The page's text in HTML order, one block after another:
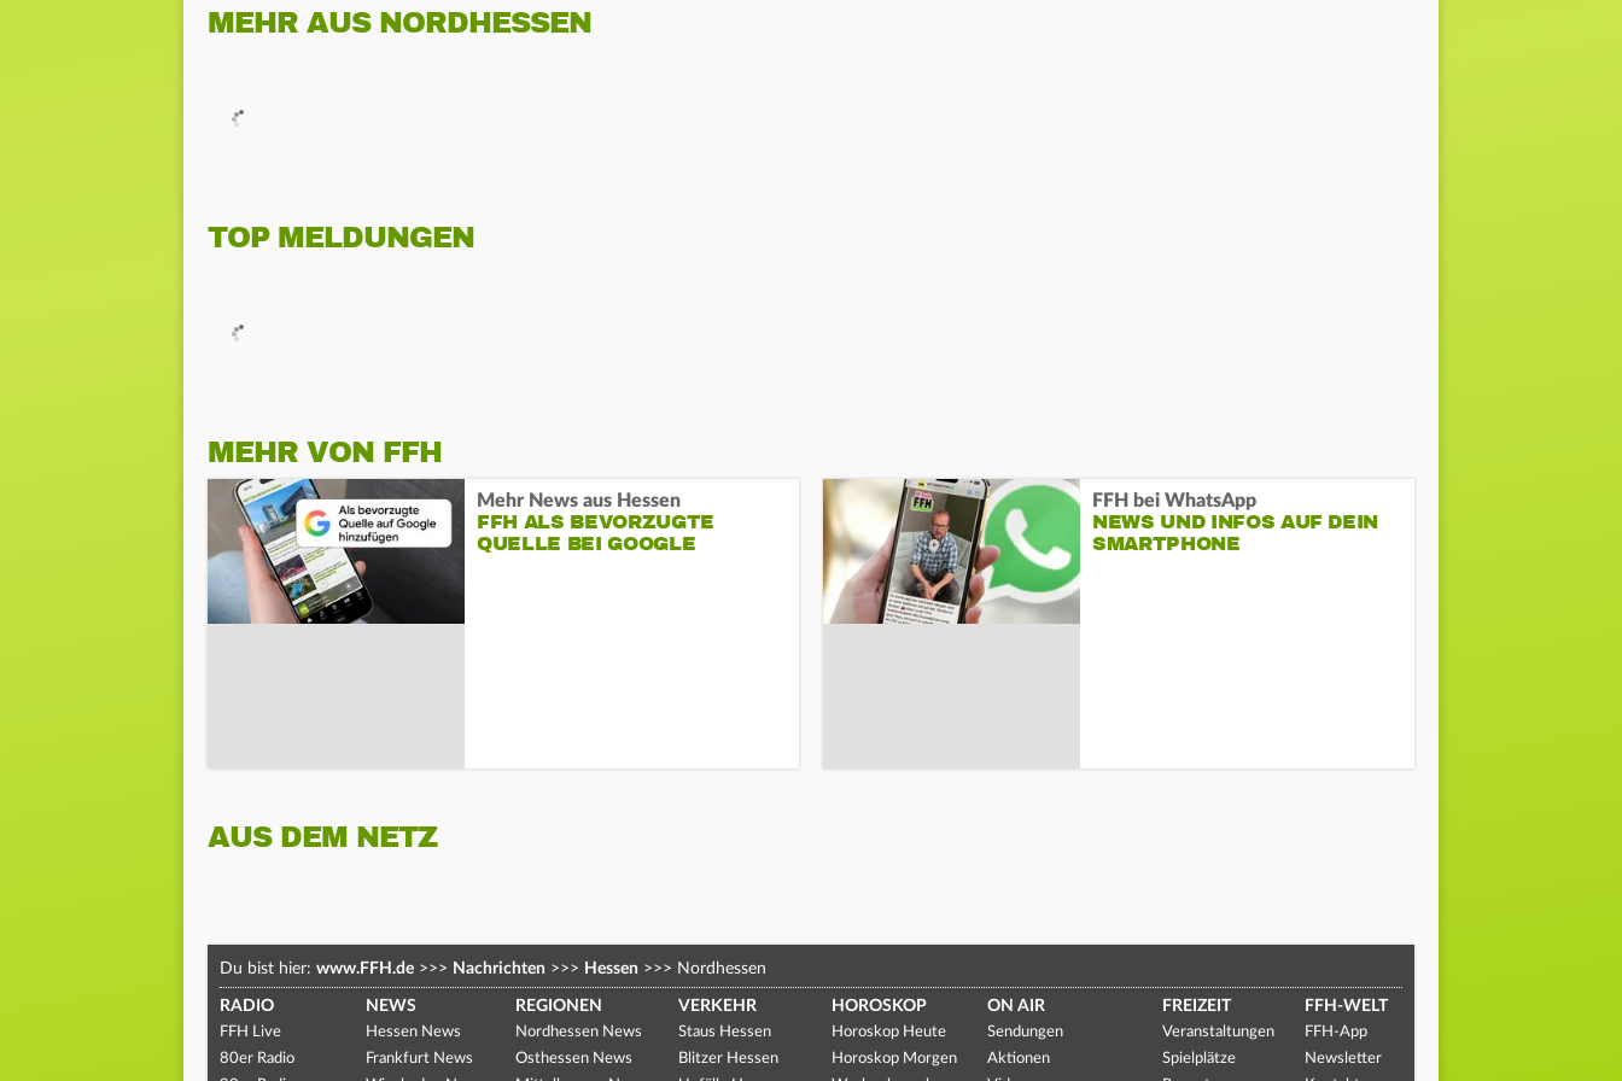
MEHR AUS NORDHESSEN
TOP MELDUNGEN
MEHR VON FFH
Mehr News aus Hessen
FFH ALS BEVORZUGTE
QUELLE BEI GOOGLE
FFH bei WhatsApp
NEWS UND INFOS AUF DEIN
SMARTPHONE
AUS DEM NETZ
Du bist hier: www.FFH.de >>> Nachrichten >>> Hessen >>> Nordhessen
RADIO
FFH Live
80er Radio
NEWS
Hessen News
Frankfurt News
REGIONEN
Nordhessen News
Osthessen News
VERKEHR
Staus Hessen
Blitzer Hessen
HOROSKOP
Horoskop Heute
Horoskop Morgen
ON AIR
Sendungen
Aktionen
FREIZEIT
Veranstaltungen
Spielplätze
FFH-WELT
FFH-App
Newsletter